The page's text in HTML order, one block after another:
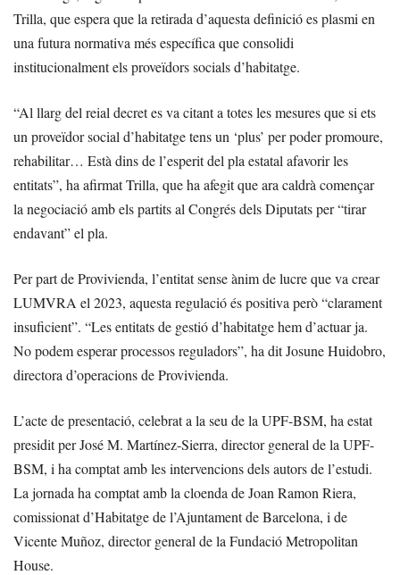
Trilla, que espera que la retirada d’aquesta definició es plasmi en
una futura normativa més específica que consolidi
institucionalment els proveïdors socials d’habitatge.
“Al llarg del reial decret es va citant a totes les mesures que si ets
un proveïdor social d’habitatge tens un ‘plus’ per poder promoure,
rehabilitar… Està dins de l’esperit del pla estatal afavorir les
entitats”, ha afirmat Trilla, que ha afegit que ara caldrà començar
la negociació amb els partits al Congrés dels Diputats per “tirar
endavant” el pla.
Per part de Provivienda, l’entitat sense ànim de lucre que va crear
LUMVRA el 2023, aquesta regulació és positiva però “clarament
insuficient”. “Les entitats de gestió d’habitatge hem d’actuar ja.
No podem esperar processos reguladors”, ha dit Josune Huidobro,
directora d’operacions de Provivienda.
L’acte de presentació, celebrat a la seu de la UPF-BSM, ha estat
presidit per José M. Martínez-Sierra, director general de la UPF-
BSM, i ha comptat amb les intervencions dels autors de l’estudi.
La jornada ha comptat amb la cloenda de Joan Ramon Riera,
comissionat d’Habitatge de l’Ajuntament de Barcelona, i de
Vicente Muñoz, director general de la Fundació Metropolitan
House.